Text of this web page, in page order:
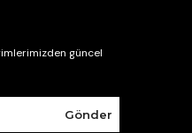
güncel
Gönder